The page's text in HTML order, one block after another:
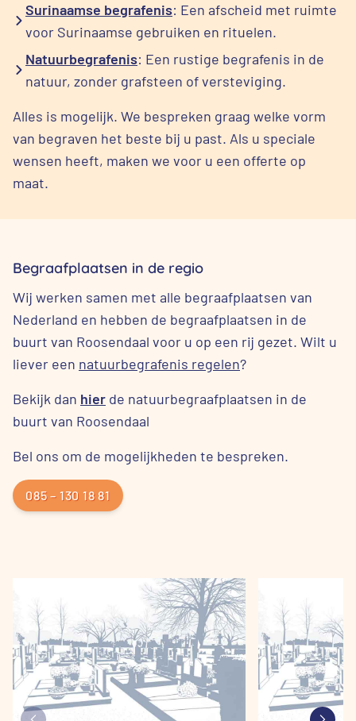
Surinaamse begrafenis: Een afscheid met ruimte
voor Surinaamse gebruiken en rituelen.
Natuurbegrafenis: Een rustige begrafenis in de
natuur, zonder grafsteen of versteviging.
Alles is mogelijk. We bespreken graag welke vorm
van begraven het beste bij u past. Als u speciale
wensen heeft, maken we voor u een offerte op
maat.
Begraafplaatsen in de regio
Wij werken samen met alle begraafplaatsen van
Nederland en hebben de begraafplaatsen in de
buurt van Roosendaal voor u op een rij gezet. Wilt u
liever een natuurbegrafenis regelen?
Bekijk dan hier de natuurbegraafplaatsen in de
buurt van Roosendaal
Bel ons om de mogelijkheden te bespreken.
085 – 130 18 81